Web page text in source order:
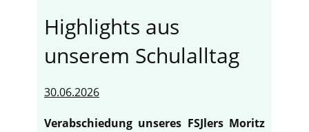
Highlights aus
unserem Schulalltag
30.06.2026
Verabschiedung unseres FSJlers Moritz